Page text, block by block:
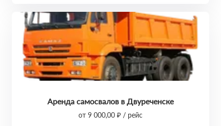
Аренда самосвалов в Двуреченске
от 9 000,00 ₽ / рейс